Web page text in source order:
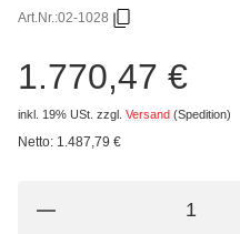
Art.Nr.:02-1028
1.770,47 €
inkl. 19% USt. zzgl. Versand (Spedition)
Netto: 1.487,79 €